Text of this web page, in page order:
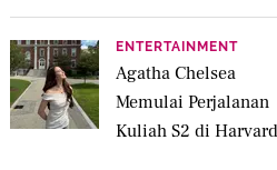
Alexandra
Didiet Maulana
ENTERTAINMENT
Agatha Chelsea
Memulai Perjalanan
Kuliah S2 di Harvard